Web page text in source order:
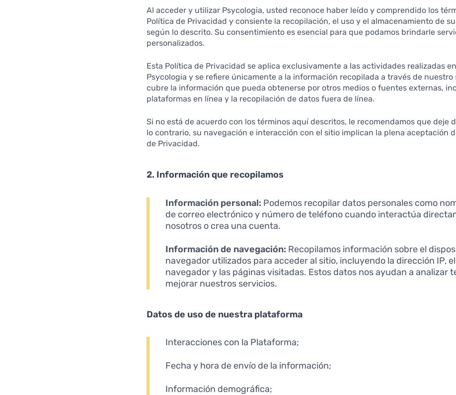
Al acceder y utilizar Psycologia, usted reconoce haber leído y comprendido los
Política de Privacidad y consiente la recopilación, el uso y el almacenamiento de
según lo descrito. Su consentimiento es esencial para que podamos brindarle
personalizados.
Esta Política de Privacidad se aplica exclusivamente a las actividades realizadas
Psycologia y se refiere únicamente a la información recopilada a través de nuestro
cubre la información que pueda obtenerse por otros medios o fuentes externas,
plataformas en línea y la recopilación de datos fuera de línea.
Si no está de acuerdo con los términos aquí descritos, le recomendamos que deje
lo contrario, su navegación e interacción con el sitio implican la plena aceptación
de Privacidad.
2. Información que recopilamos
Información personal: Podemos recopilar datos personales como
de correo electrónico y número de teléfono cuando interactúa
nosotros o crea una cuenta.
Información de navegación: Recopilamos información sobre el
navegador utilizados para acceder al sitio, incluyendo la dirección IP,
navegador y las páginas visitadas. Estos datos nos ayudan a analizar
mejorar nuestros servicios.
Datos de uso de nuestra plataforma
Interacciones con la Plataforma;
Fecha y hora de envío de la información;
Información demográfica;